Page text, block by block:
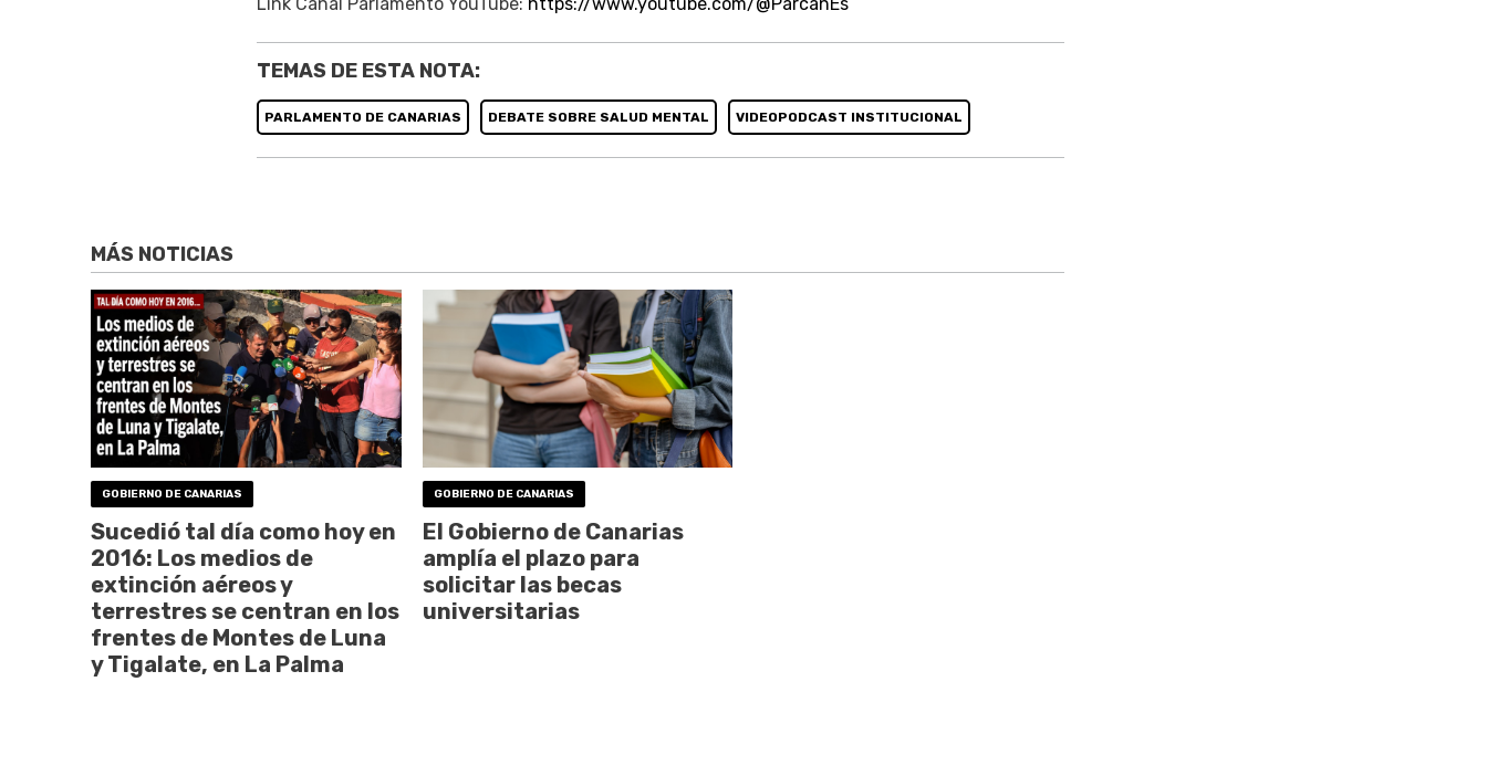
TEMAS DE ESTA NOTA:
PARLAMENTO DE CANARIAS DEBATE SOBRE SALUD MENTAL VIDEOPODCAST INSTITUCIONAL
MÁS NOTICIAS
GOBIERNO DE CANARIAS
Sucedió tal día como hoy en
2016: Los medios de
extinción aéreos y
terrestres se centran en los
frentes de Montes de Luna
y Tigalate, en La Palma
GOBIERNO DE CANARIAS
El Gobierno de Canarias
amplía el plazo para
solicitar las becas
universitarias